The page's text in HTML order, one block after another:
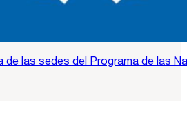
de las sedes del Programa de las